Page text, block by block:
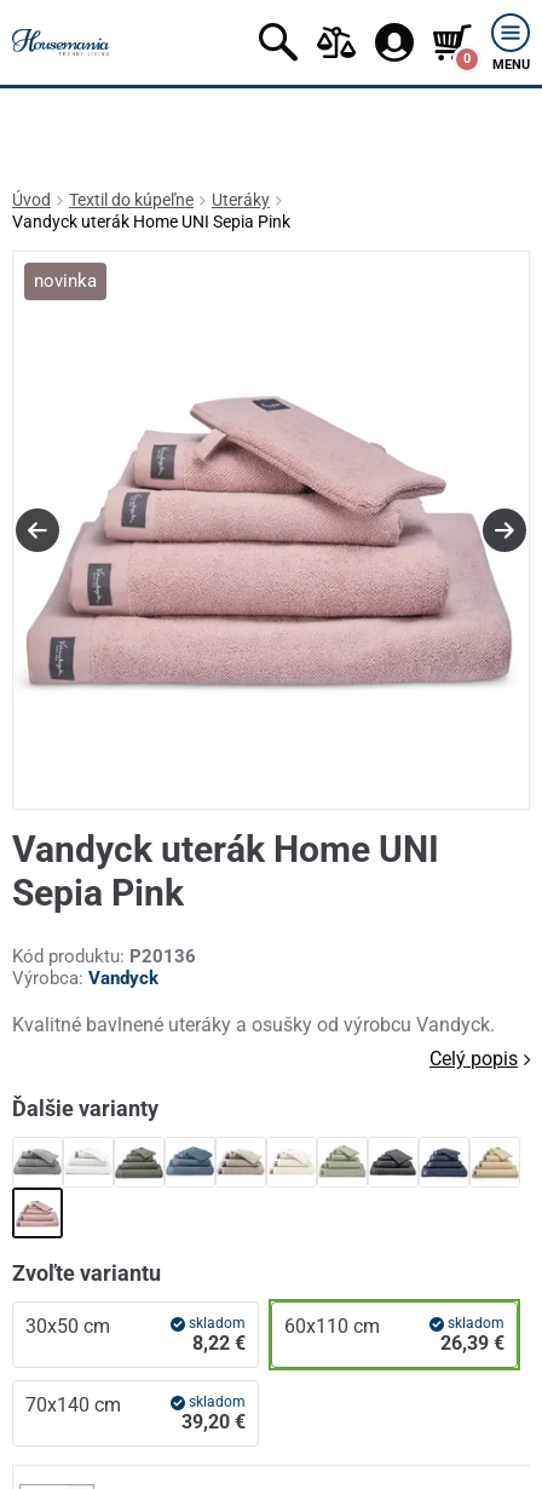
0 MENU
Úvod Textil do kúpeľne
Uteráky
Vandyck uterák Home UNI Sepia Pink
novinka
Vandyck uterák Home UNI
Sepia Pink
Kód produktu: P20136
Výrobca: Vandyck
Kvalitné bavlnené uteráky a osušky od výrobcu Vandyck.
Celý popis
Ďalšie varianty
Zvoľte variantu
30x50 cm skladom
8,22 €
60x110 cm skladom
26,39 €
70x140 cm skladom
39,20 €